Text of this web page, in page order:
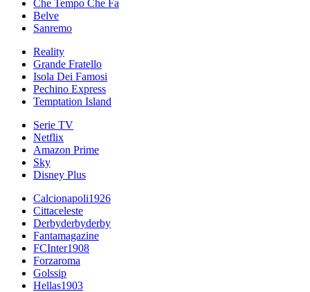
Che Tempo Che Fa
Belve
Sanremo
Reality
Grande Fratello
Isola Dei Famosi
Pechino Express
Temptation Island
Serie TV
Netflix
Amazon Prime
Sky
Disney Plus
Calcionapoli1926
Cittaceleste
Derbyderbyderby
Fantamagazine
FCInter1908
Forzaroma
Golssip
Hellas1903